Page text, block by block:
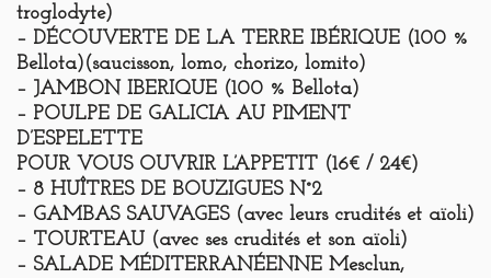
troglodyte)
– DÉCOUVERTE DE LA TERRE IBÉRIQUE (100 %
Bellota)(saucisson, lomo, chorizo, lomito)
– JAMBON IBERIQUE (100 % Bellota)
– POULPE DE GALICIA AU PIMENT
D’ESPELETTE
POUR VOUS OUVRIR L’APPETIT (16€ / 24€)
– 8 HUÎTRES DE BOUZIGUES N°2
– GAMBAS SAUVAGES (avec leurs crudités et aïoli)
– TOURTEAU (avec ses crudités et son aïoli)
– SALADE MÉDITERRANÉENNE Mesclun,